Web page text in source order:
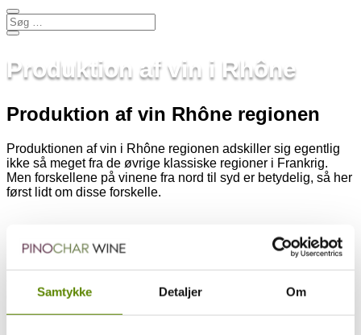
Samtykke Detaljer Om
Produktion af vin i Rhône
Produktion af vin Rhône regionen
Produktionen af vin i Rhône regionen adskiller sig egentlig
ikke så meget fra de øvrige klassiske regioner i Frankrig.
Men forskellene på vinene fra nord til syd er betydelig, så her
først lidt om disse forskelle.
Forskellene på nord og syd
og højere i alkohol.